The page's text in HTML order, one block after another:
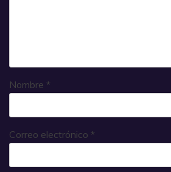
Nombre *
Correo electrónico *